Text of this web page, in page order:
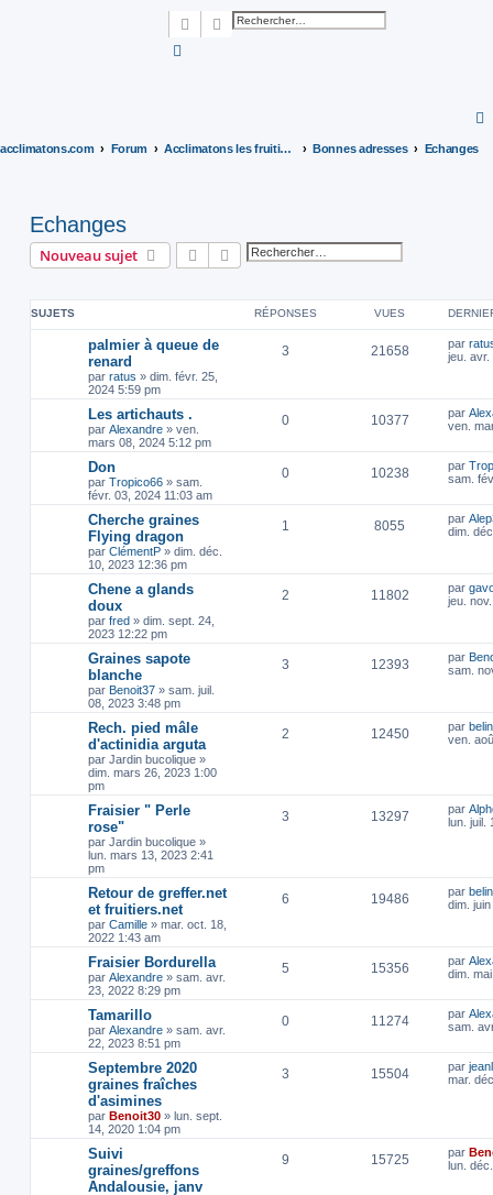
Rechercher
Recherche avancée
acclimatons.com Forum Acclimatons les fruitiers ! Bonnes adresses Echanges
Echanges
Nouveau sujet RechercherRecherche avancée
SUJETS RÉPONSES VUES
palmier à queue de
renard
par ratus » dim. févr. 25,
2024 5:59 pm
3 21658 par
jeu. avr.
Les artichauts .
par Alexandre » ven.
mars 08, 2024 5:12 pm
0 10377 par
ven.
Don
par Tropico66 » sam.
févr. 03, 2024 11:03 am
0 10238 par
sam.
Cherche graines
Flying dragon
par ClémentP » dim. déc.
10, 2023 12:36 pm
1 8055 par
dim.
Chene a glands
doux
par fred » dim. sept. 24,
2023 12:22 pm
2 11802 par
jeu.
Graines sapote
blanche
par Benoit37 » sam. juil.
08, 2023 3:48 pm
3 12393 par
sam.
Rech. pied mâle
d'actinidia arguta
par Jardin bucolique »
dim. mars 26, 2023 1:00
pm
2 12450 par
ven.
Fraisier " Perle
rose"
par Jardin bucolique »
lun. mars 13, 2023 2:41
pm
3 13297 par
lun. juil.
Retour de greffer.net
et fruitiers.net
par Camille » mar. oct. 18,
2022 1:43 am
6 19486 par
dim.
Fraisier Bordurella
par Alexandre » sam. avr.
23, 2022 8:29 pm
5 15356 par
dim.
Tamarillo
par Alexandre » sam. avr.
22, 2023 8:51 pm
0 11274 par
sam.
Septembre 2020
graines fraîches
d'asimines
par Benoit30 » lun. sept.
14, 2020 1:04 pm
3 15504 par
mar.
Suivi
graines/greffons
Andalousie, janv
9 15725 par
lun.